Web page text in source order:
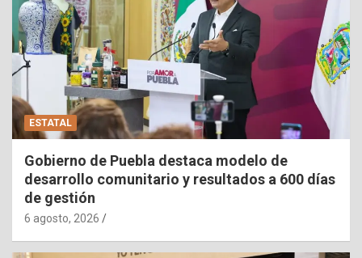
ESTATAL
Gobierno de Puebla destaca modelo de
desarrollo comunitario y resultados a 600 días
de gestión
6 agosto, 2026